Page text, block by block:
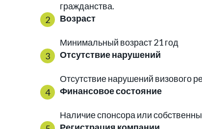
гражданства.
Возраст
Минимальный возраст 21 год
Отсутствие нарушений
Отсутствие нарушений визового
Финансовое состояние
Наличие спонсора или